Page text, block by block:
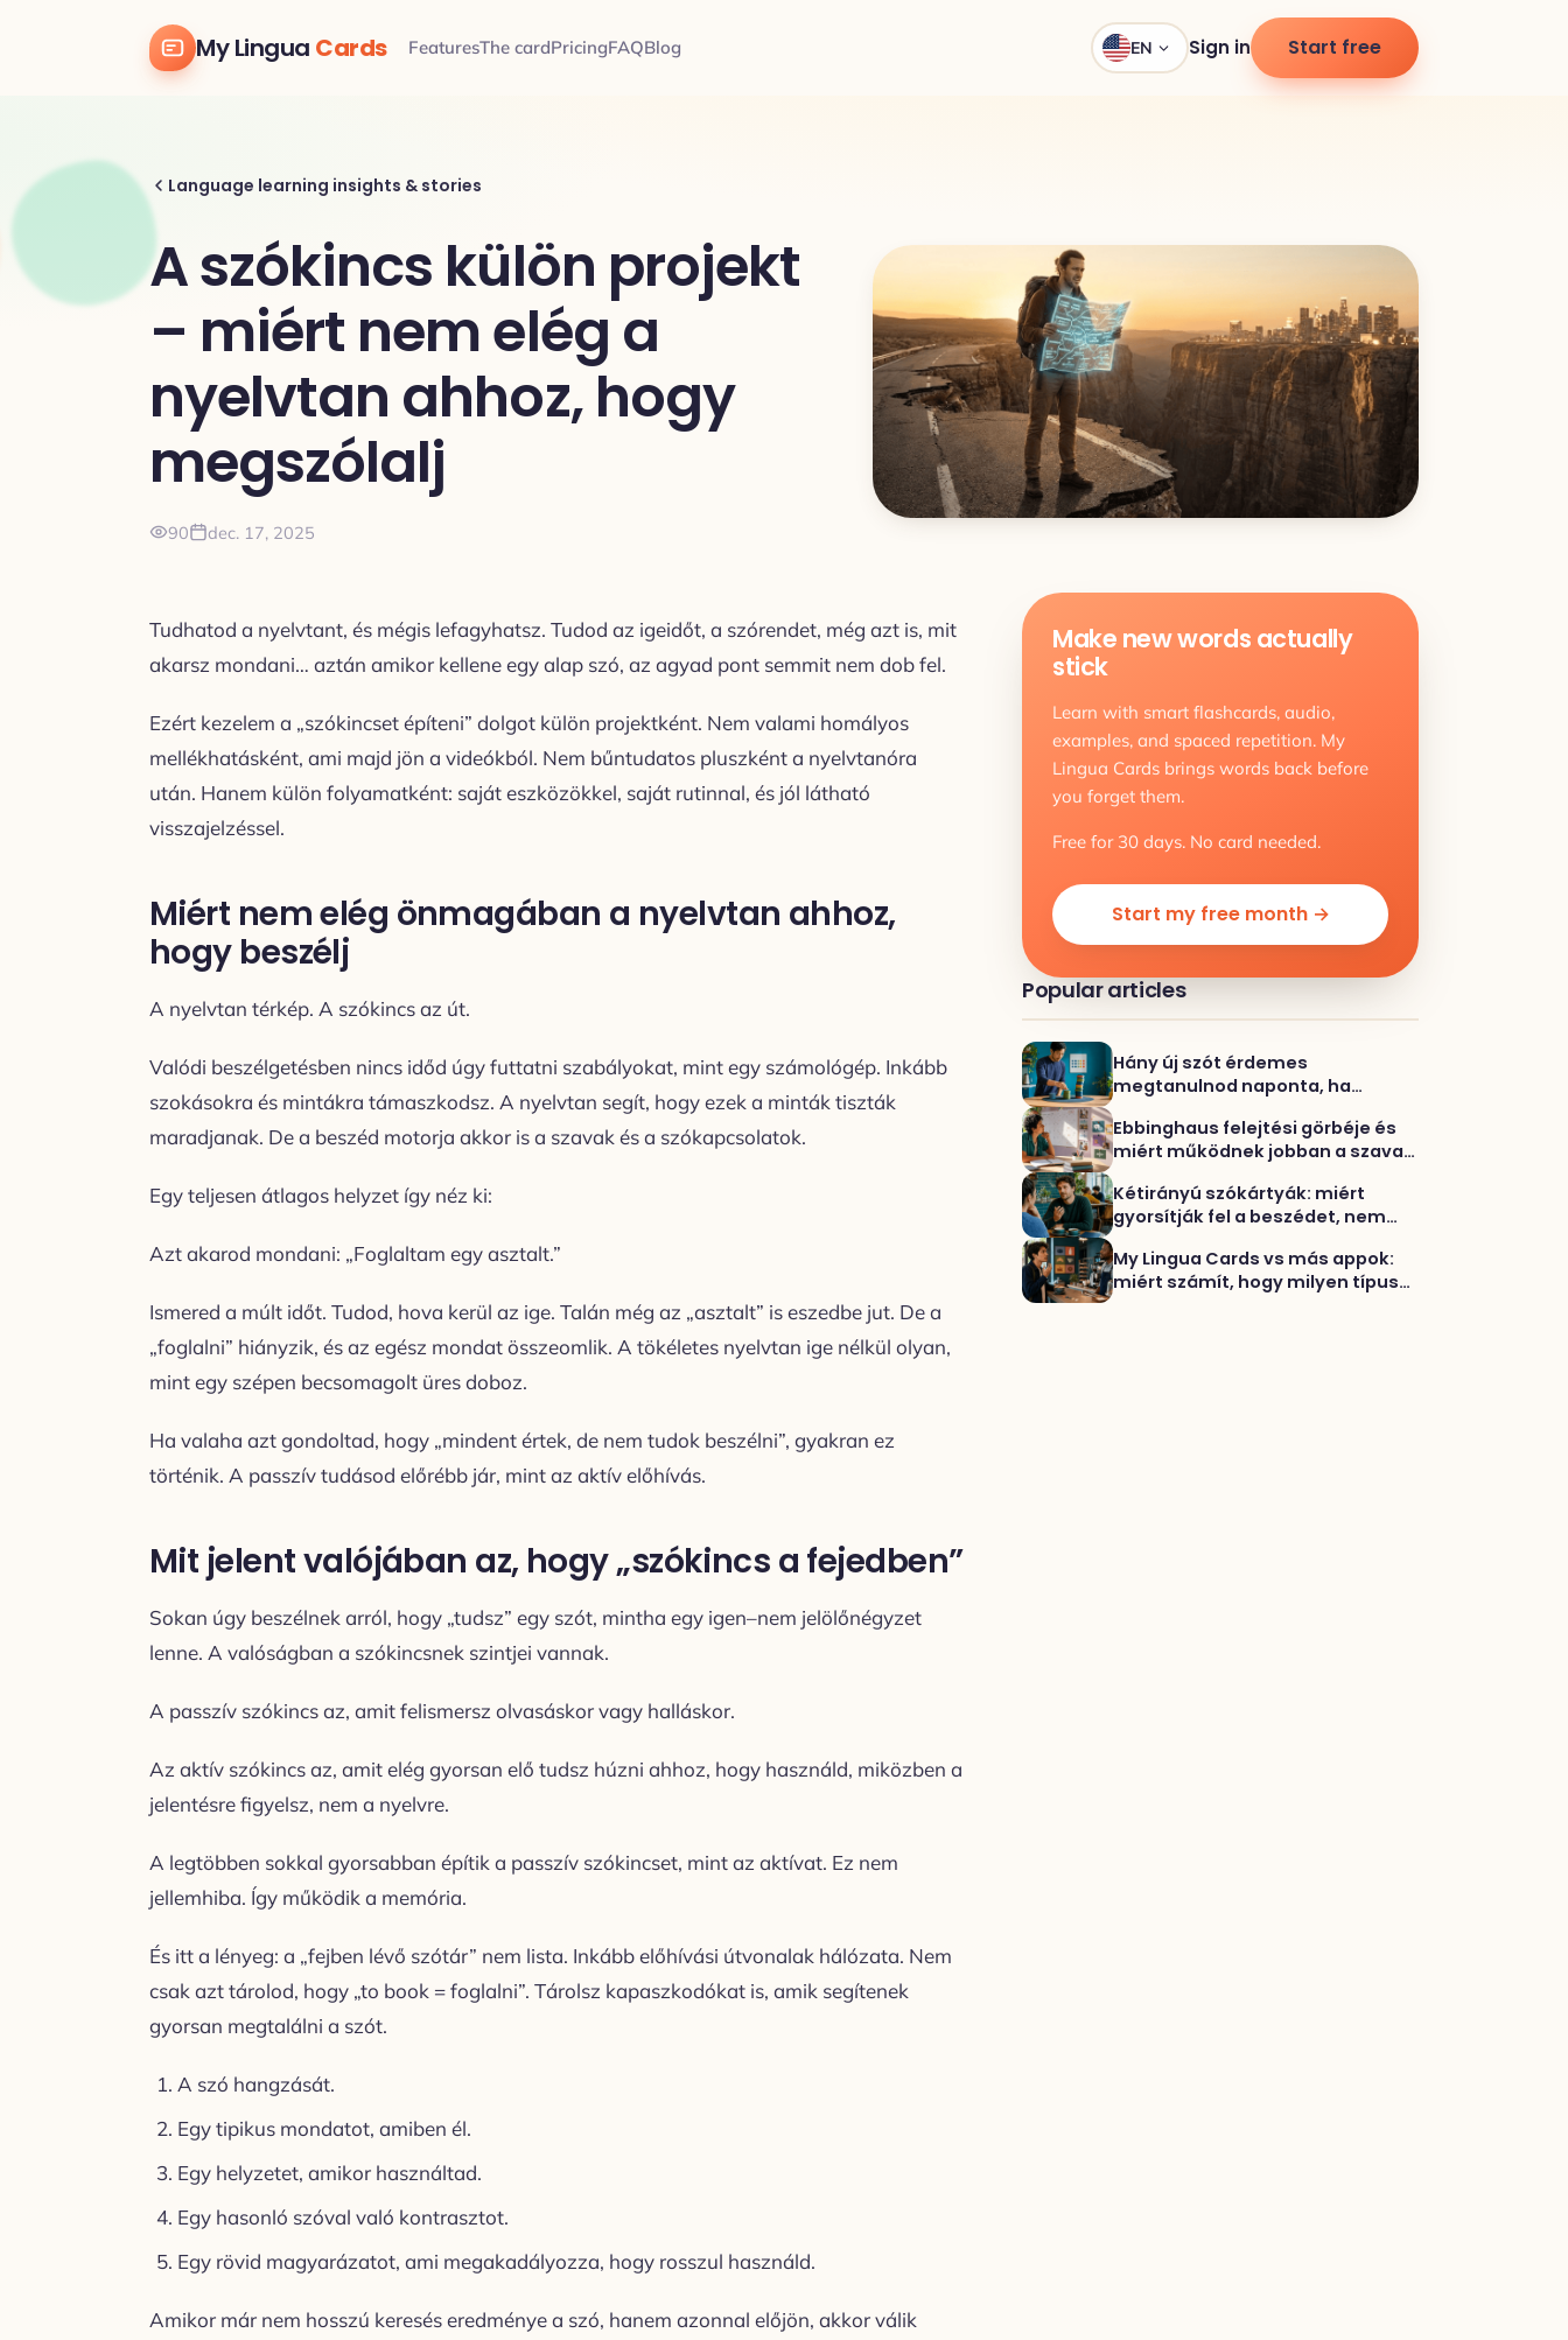
My Lingua Cards FeaturesThe cardPricingFAQBlog EN Sign in Start free
Language learning insights & stories
A szókincs külön projekt
– miért nem elég a
nyelvtan ahhoz, hogy
megszólalj
90 dec. 17, 2025
Tudhatod a nyelvtant, és mégis lefagyhatsz. Tudod az igeidőt, a szórendet, még azt is, mit
akarsz mondani… aztán amikor kellene egy alap szó, az agyad pont semmit nem dob fel.
Ezért kezelem a „szókincset építeni” dolgot külön projektként. Nem valami homályos
mellékhatásként, ami majd jön a videókból. Nem bűntudatos pluszként a nyelvtanóra
után. Hanem külön folyamatként: saját eszközökkel, saját rutinnal, és jól látható
visszajelzéssel.
Miért nem elég önmagában a nyelvtan ahhoz,
hogy beszélj
A nyelvtan térkép. A szókincs az út.
Valódi beszélgetésben nincs időd úgy futtatni szabályokat, mint egy számológép. Inkább
szokásokra és mintákra támaszkodsz. A nyelvtan segít, hogy ezek a minták tiszták
maradjanak. De a beszéd motorja akkor is a szavak és a szókapcsolatok.
Egy teljesen átlagos helyzet így néz ki:
Azt akarod mondani: „Foglal­tam egy asztalt.”
Ismered a múlt időt. Tudod, hova kerül az ige. Talán még az „asztalt” is eszedbe jut. De a
„foglalni” hiányzik, és az egész mondat összeomlik. A tökéletes nyelvtan ige nélkül olyan,
mint egy szépen becsomagolt üres doboz.
Ha valaha azt gondoltad, hogy „mindent értek, de nem tudok beszélni”, gyakran ez
történik. A passzív tudásod előrébb jár, mint az aktív előhívás.
Mit jelent valójában az, hogy „szókincs a fejedben”
Sokan úgy beszélnek arról, hogy „tudsz” egy szót, mintha egy igen–nem jelölőnégyzet
lenne. A valóságban a szókincsnek szintjei vannak.
A passzív szókincs az, amit felis­mersz olvasáskor vagy halláskor.
Az aktív szókincs az, amit elég gyorsan elő tudsz húzni ahhoz, hogy használd, miközben a
jelentésre figyelsz, nem a nyelvre.
A legtöbben sokkal gyorsabban építik a passzív szókincset, mint az aktívat. Ez nem
jellemhiba. Így működik a memória.
És itt a lényeg: a „fejben lévő szótár” nem lista. Inkább előhívási útvonalak hálózata. Nem
csak azt tárolod, hogy „to book = foglalni”. Tárolsz kapaszkodókat is, amik segítenek
gyorsan megtalálni a szót.
A szó hangzását.
Egy tipikus mondatot, amiben él.
Egy helyzetet, amikor használtad.
Egy hasonló szóval való kontrasztot.
Egy rövid magyarázatot, ami megakadályozza, hogy rosszul használd.
Amikor már nem hosszú keresés eredménye a szó, hanem azonnal előjön, akkor válik
Make new words actually
stick
Learn with smart flashcards, audio,
examples, and spaced repetition. My
Lingua Cards brings words back before
you forget them.
Free for 30 days. No card needed.
Start my free month →
Popular articles
Hány új szót érdemes
megtanulnod naponta, ha
Ebbinghaus felejtési görbéje és
miért működnek jobban a szavak
Kétirányú szókártyák: miért
gyorsítják fel a beszédet, nem
My Lingua Cards vs más appok:
miért számít, hogy milyen típusú